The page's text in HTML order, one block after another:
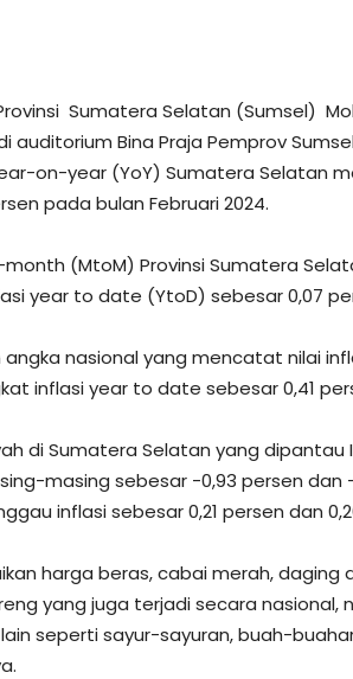
Sumatera Selatan (Sumsel)
auditorium Bina Praja Pemprov
on-year (YoY) Sumatera Selatan
pada bulan Februari 2024.
(MtoM) Provinsi Sumatera
year to date (YtoD) sebesar 0,07
angka nasional yang mencatat nilai
inflasi year to date sebesar 0,41
di Sumatera Selatan yang dipantau
masing sebesar -0,93 persen dan
inflasi sebesar 0,21 persen dan
harga beras, cabai merah, daging
yang juga terjadi secara nasional,
seperti sayur-sayuran, buah-